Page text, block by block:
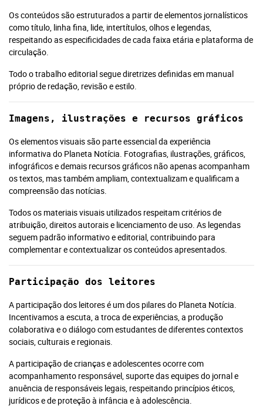
Os conteúdos são estruturados a partir de elementos jornalísticos
como título, linha fina, lide, intertítulos, olhos e legendas,
respeitando as especificidades de cada faixa etária e plataforma de
circulação.
Todo o trabalho editorial segue diretrizes definidas em manual
próprio de redação, revisão e estilo.
Imagens, ilustrações e recursos gráficos
Os elementos visuais são parte essencial da experiência
informativa do Planeta Notícia. Fotografias, ilustrações, gráficos,
infográficos e demais recursos gráficos não apenas acompanham
os textos, mas também ampliam, contextualizam e qualificam a
compreensão das notícias.
Todos os materiais visuais utilizados respeitam critérios de
atribuição, direitos autorais e licenciamento de uso. As legendas
seguem padrão informativo e editorial, contribuindo para
complementar e contextualizar os conteúdos apresentados.
Participação dos leitores
A participação dos leitores é um dos pilares do Planeta Notícia.
Incentivamos a escuta, a troca de experiências, a produção
colaborativa e o diálogo com estudantes de diferentes contextos
sociais, culturais e regionais.
A participação de crianças e adolescentes ocorre com
acompanhamento responsável, suporte das equipes do jornal e
anuência de responsáveis legais, respeitando princípios éticos,
jurídicos e de proteção à infância e à adolescência.
Assine e tenha acesso ilimitado aos conteúdos Planeta
Notícia.
Recomendado
Impresso +
Plataforma
Plano anual:
R$ 280.00 ou
10x R$ 28,00
Jornal
Digital
Plano anual:
R$ 240.00 ou
10x R$ 24,00
Digital
Plano anual: R$ 180.00 ou 10x R$
Assinar Planeta Notícia
Já é assinante?
É um professor ou uma escola?Clique aqui